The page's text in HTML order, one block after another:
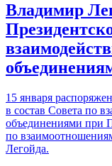
Владимир
15 января
в состав Совета по
объединениями при
по
Легойда.